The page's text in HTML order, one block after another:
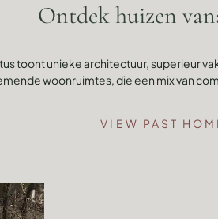
Ontdek huizen
toont unieke architectuur, superieur
woonruimtes, die een mix van
VIEW PAST